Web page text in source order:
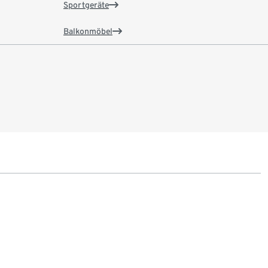
Sportgeräte
Balkonmöbel